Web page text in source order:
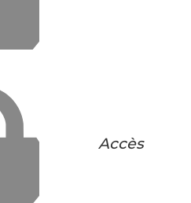
Accès